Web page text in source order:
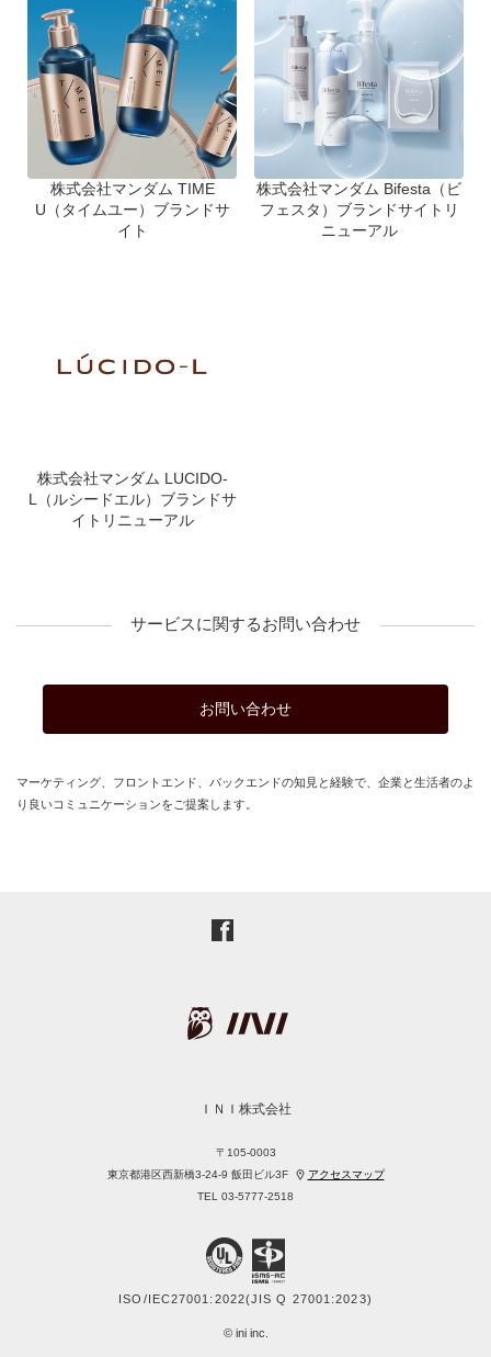
株式会社マンダム TIME
U（タイムユー）ブランドサ
イト
株式会社マンダム Bifesta（ビ
フェスタ）ブランドサイトリ
ニューアル
株式会社マンダム LUCIDO-
L（ルシードエル）ブランドサ
イトリニューアル
サービスに関するお問い合わせ
お問い合わせ
マーケティング、フロントエンド、バックエンドの知見と経験で、企業と生活者のよ
り良いコミュニケーションをご提案します。
ＩＮＩ株式会社
〒105-0003
東京都港区西新橋3-24-9 飯田ビル3F
アクセスマップ
TEL 03-5777-2518
ISO/IEC27001:2022(JIS Q 27001:2023)
© ini inc.